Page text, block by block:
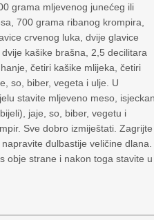
grama mljevenog junećeg ili
700 grama ribanog krompira,
crvenog luka, dvije glavice
kašike brašna, 2,5 decilitara
četiri kašike mlijeka, četiri
so, biber, vegeta i ulje. U
stavite mljeveno meso,
jaje, so, biber, vegetu i
Sve dobro izmiještati. Zagrijte
đulbastije veličine dlana.
obje strane i nakon toga stavite u